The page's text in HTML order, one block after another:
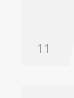
11